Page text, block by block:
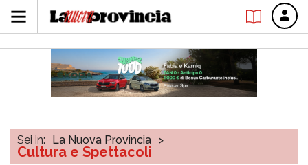
Sei in: La Nuova Provincia >
Cultura e Spettacoli